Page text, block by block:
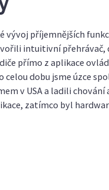
vývoj příjemnějších
intuitivní přehrávač,
přímo z aplikace
celou dobu jsme úzce
v USA a ladili chování
zatímco byl